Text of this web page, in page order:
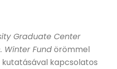
Graduate Center
Winter Fundörömmel
kutatásával kapcsolatos